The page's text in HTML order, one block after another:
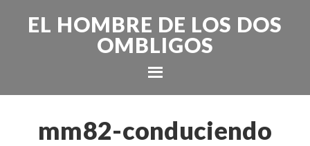
EL HOMBRE DE LOS DOS
OMBLIGOS
mm82-conduciendo